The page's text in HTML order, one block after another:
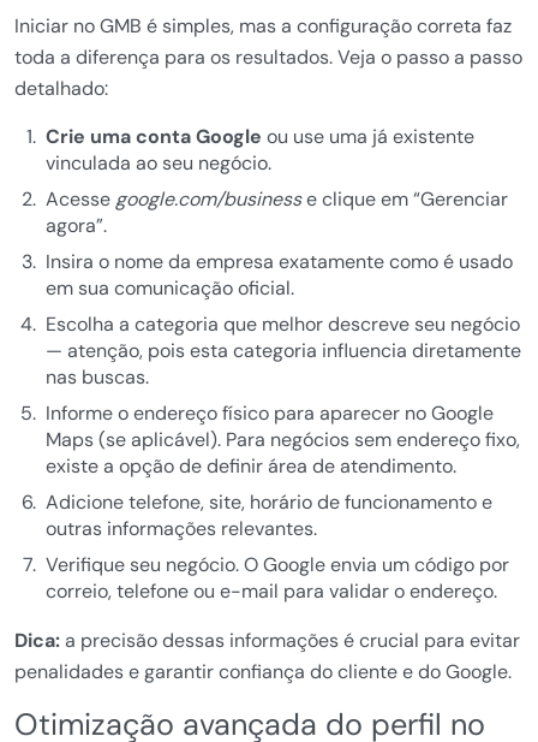
Iniciar no GMB é simples, mas a configuração correta faz
toda a diferença para os resultados. Veja o passo a passo
detalhado:
Crie uma conta Google ou use uma já existente
vinculada ao seu negócio.
Acesse google.com/businesse clique em “Gerenciar
agora”.
Insira o nome da empresa exatamente como é usado
em sua comunicação oficial.
Escolha a categoria que melhor descreve seu negócio
— atenção, pois esta categoria influencia diretamente
nas buscas.
Informe o endereço físico para aparecer no Google
Maps (se aplicável). Para negócios sem endereço fixo,
existe a opção de definir área de atendimento.
Adicione telefone, site, horário de funcionamento e
outras informações relevantes.
Verifique seu negócio. O Google envia um código por
correio, telefone ou e-mail para validar o endereço.
Dica:a precisão dessas informações é crucial para evitar
penalidades e garantir confiança do cliente e do Google.
Otimização avançada do perfil no